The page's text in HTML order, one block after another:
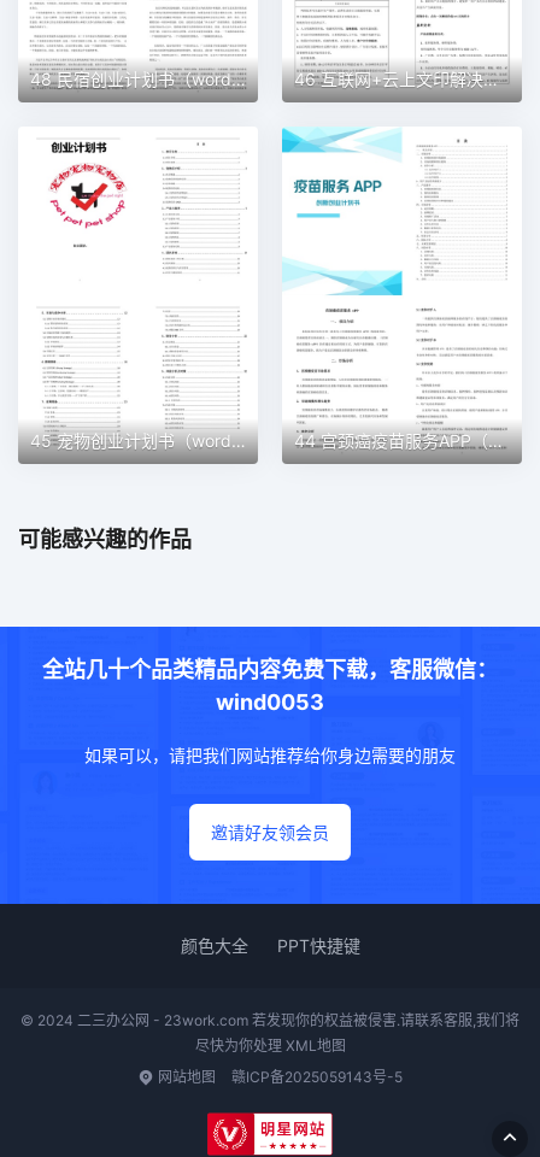
48 民宿创业计划书（word＋ppt配套）创业计划书word模板 46 互联网+云上文印解决方案创业计划书（word＋ppt配套）创业计划书word模板
45 宠物创业计划书（word＋ppt配套）创业计划书word模板 44 宫颈癌疫苗服务APP（word＋ppt配套）创业计划书word模板
可能感兴趣的作品
全站几十个品类精品内容免费下载，客服微信：
wind0053
如果可以，请把我们网站推荐给你身边需要的朋友
邀请好友领会员
颜色大全 PPT快捷键
© 2024 二三办公网 - 23work.com 若发现你的权益被侵害.请联系客服,我们将
尽快为你处理 XML地图
网站地图
赣ICP备2025059143号-5